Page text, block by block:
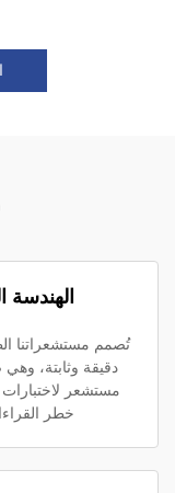
الهندسة
دقيقة وثابتة،
مستشعر
خطر